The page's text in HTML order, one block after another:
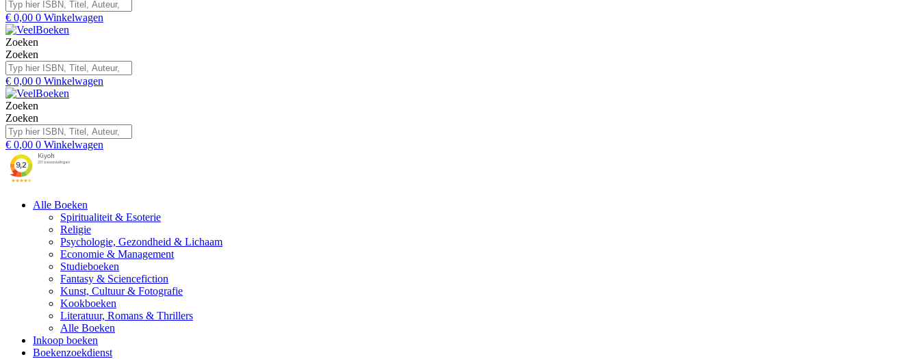
€ 0,00 0 Winkelwagen
Zoeken
Zoeken
€ 0,00 0 Winkelwagen
Zoeken
Zoeken
€ 0,00 0 Winkelwagen
Alle Boeken
Spiritualiteit & Esoterie
Religie
Psychologie, Gezondheid & Lichaam
Economie & Management
Studieboeken
Fantasy & Sciencefiction
Kunst, Cultuur & Fotografie
Kookboeken
Literatuur, Romans & Thrillers
Alle Boeken
Inkoop boeken
Boekenzoekdienst